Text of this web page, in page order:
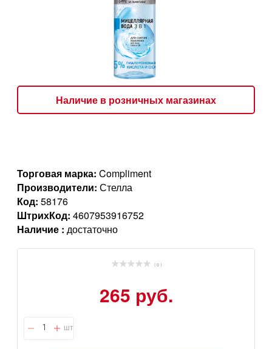
Наличие в розничных магазинах
Торговая марка: Compliment
Производители: Стелла
Код: 58176
ШтрихКод: 4607953916752
Наличие : достаточно
( 0 )
265 руб.
шт